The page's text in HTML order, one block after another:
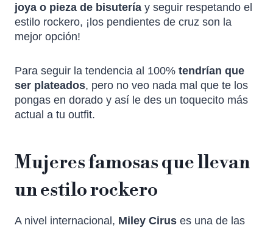
joya o pieza de bisutería y seguir respetando el
estilo rockero, ¡los pendientes de cruz son la
mejor opción!
Para seguir la tendencia al 100% tendrían que
ser plateados, pero no veo nada mal que te los
pongas en dorado y así le des un toquecito más
actual a tu outfit.
Mujeres famosas que llevan
un estilo rockero
A nivel internacional, Miley Cirus es una de las